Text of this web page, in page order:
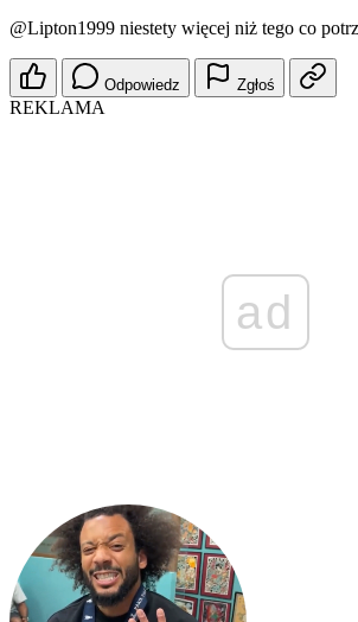
@Lipton1999 niestety więcej niż tego co
Odpowiedz Zgłoś
REKLAMA
ad